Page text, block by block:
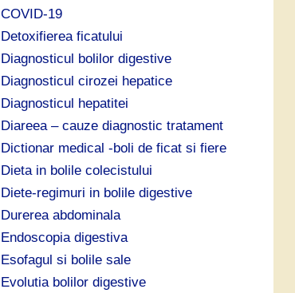
COVID-19
Detoxifierea ficatului
Diagnosticul bolilor digestive
Diagnosticul cirozei hepatice
Diagnosticul hepatitei
Diareea – cauze diagnostic tratament
Dictionar medical -boli de ficat si fiere
Dieta in bolile colecistului
Diete-regimuri in bolile digestive
Durerea abdominala
Endoscopia digestiva
Esofagul si bolile sale
Evolutia bolilor digestive